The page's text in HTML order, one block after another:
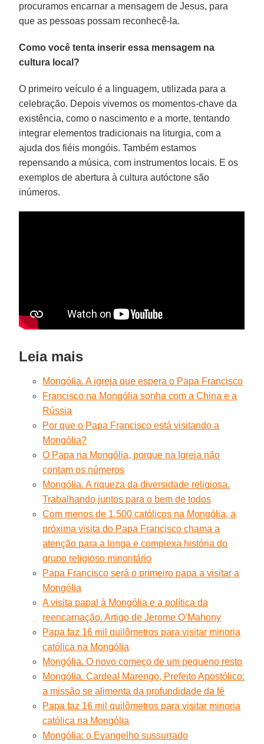
procuramos encarnar a mensagem de Jesus, para
que as pessoas possam reconhecê-la.
Como você tenta inserir essa mensagem na
cultura local?
O primeiro veículo é a linguagem, utilizada para a
celebração. Depois vivemos os momentos-chave da
existência, como o nascimento e a morte, tentando
integrar elementos tradicionais na liturgia, com a
ajuda dos fiéis mongóis. Também estamos
repensando a música, com instrumentos locais. E os
exemplos de abertura à cultura autóctone são
inúmeros.
Leia mais
Mongólia. A igreja que espera o Papa Francisco
Francisco na Mongólia sonha com a China e a
Rússia
Por que o Papa Francisco está visitando a
Mongólia?
O Papa na Mongólia, porque na Igreja não
contam os números
Mongólia. A riqueza da diversidade religiosa.
Trabalhando juntos para o bem de todos
Com menos de 1.500 católicos na Mongólia, a
próxima visita do Papa Francisco chama a
atenção para a longa e complexa história do
grupo religioso minoritário
Papa Francisco será o primeiro papa a visitar a
Mongólia
A visita papal à Mongólia e a política da
reencarnação. Artigo de Jerome O’Mahony
Papa faz 16 mil quilômetros para visitar minoria
católica na Mongólia
Mongólia. O novo começo de um pequeno resto
Mongólia. Cardeal Marengo, Prefeito Apostólico:
a missão se alimenta da profundidade da fé
Papa faz 16 mil quilômetros para visitar minoria
católica na Mongólia
Mongólia: o Evangelho sussurrado